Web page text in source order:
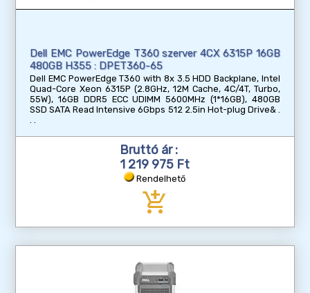
Dell EMC PowerEdge T360 szerver 4CX 6315P 16GB
480GB H355 : DPET360-65
Dell EMC PowerEdge T360 with 8x 3.5 HDD Backplane, Intel
Quad-Core Xeon 6315P (2.8GHz, 12M Cache, 4C/4T, Turbo,
55W), 16GB DDR5 ECC UDIMM 5600MHz (1*16GB), 480GB
SSD SATA Read Intensive 6Gbps 512 2.5in Hot-plug Drive&
Bruttó ár :
1 219 975 Ft
Rendelhető
add_shopping_cart